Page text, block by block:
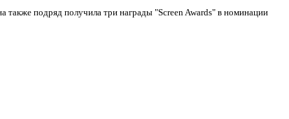
подряд получила три награды "Screen Awards" в номинации